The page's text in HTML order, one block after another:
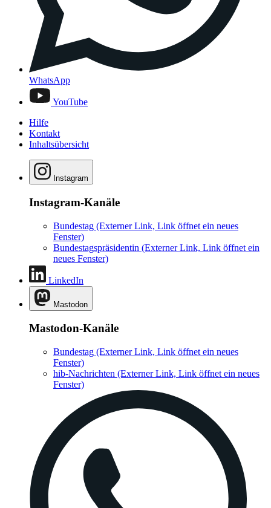
WhatsApp
YouTube
Hilfe
Kontakt
Inhaltsübersicht
Instagram
Instagram-Kanäle
Bundestag (Externer Link, Link öffnet ein neues
Fenster)
Bundestagspräsidentin (Externer Link, Link öffnet ein
neues Fenster)
LinkedIn
Mastodon
Mastodon-Kanäle
Bundestag (Externer Link, Link öffnet ein neues
Fenster)
hib-Nachrichten (Externer Link, Link öffnet ein neues
Fenster)